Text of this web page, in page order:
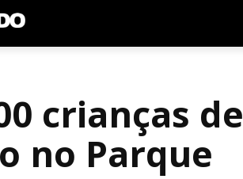
crianças de
no Parque